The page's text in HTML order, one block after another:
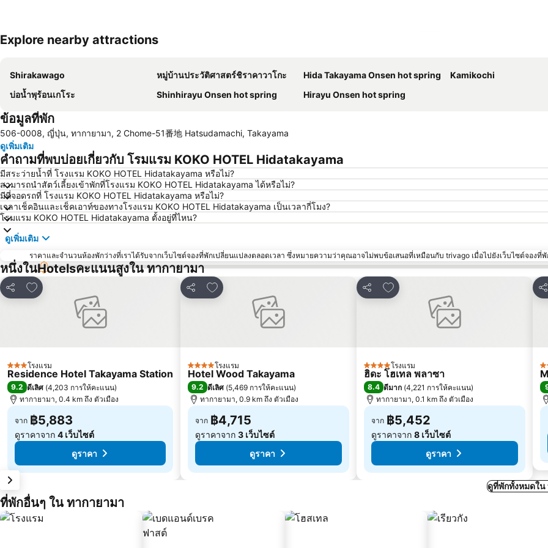
Explore nearby attractions
Shirakawago หมู่บ้านประวัติศาสตร์ชิราคาวาโกะ Hida Takayama Onsen hot spring
Kamikochi
บ่อน้ำพุร้อนเกโระ
Shinhirayu Onsen hot spring Hirayu Onsen hot spring
ข้อมูลที่พัก
506-0008, ญี่ปุ่น, ทากายามา, 2 Chome-51番地 Hatsudamachi, Takayama
ดูเพิ่มเติม
คำถามที่พบบ่อยเกี่ยวกับ โรมแรม KOKO HOTEL Hidatakayama
มีสระว่ายน้ำที่ โรงแรม KOKO HOTEL Hidatakayama หรือไม่?
สามารถนำสัตว์เลี้ยงเข้าพักที่โรงแรม KOKO HOTEL Hidatakayama ได้หรือไม่?
มีที่จอดรถที่ โรงแรม KOKO HOTEL Hidatakayama หรือไม่?
เวลาเช็คอินและเช็คเอาท์ของทางโรงแรม KOKO HOTEL Hidatakayama เป็นเวลากี่โมง?
โรมแรม KOKO HOTEL Hidatakayama ตั้งอยู่ที่ไหน?
ดูเพิ่มเติม
ราคาและจำนวนห้องพักว่างที่เราได้รับจากเว็บไซต์จองที่พักเปลี่ยนแปลงตลอดเวลา ซึ่งหมายความว่าคุณอาจไม่พบข้อเสนอที่เหมือนกับ trivago เมื่อไปยังเว็บไซต์จองที่
หนึ่งในHotelsคะแนนสูงใน ทากายามา
แชร์
เพิ่มในรายการโปรด
3 ดาวโรงแรม
Residence Hotel Takayama Station
9.2 ดีเลิศ (4,203 การให้คะแนน)
ทากายามา, 0.4 km ถึง ตัวเมือง
จาก ฿5,883
ดูราคาจาก 4 เว็บไซต์
ดูราคา
แชร์
เพิ่มในรายการโปรด
4 ดาว โรงแรม
Hotel Wood Takayama
9.2 ดีเลิศ (5,469 การให้คะแนน)
ทากายามา, 0.9 km ถึง ตัวเมือง
จาก ฿4,715
ดูราคาจาก 3 เว็บไซต์
ดูราคา
แชร์
เพิ่มในรายการโปรด
4 ดาว โรงแรม
ฮิดะ โฮเทล พลาซา
8.4 ดีมาก (4,221 การให้คะแนน)
ทากายามา, 0.1 km ถึง ตัวเมือง
จาก ฿5,452
ดูราคาจาก 8 เว็บไซต์
ดูราคา
แ
4
ดูที่พักทั้งหมดใน
ที่พักอื่นๆ ใน ทากายามา